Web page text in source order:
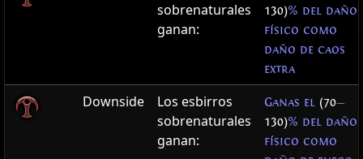
sobrenaturales
ganan:
130)% del daño
físico como
daño de caos
extra
Downside
Los esbirros
sobrenaturales
ganan:
Ganas el (70—
130)% del daño
físico como